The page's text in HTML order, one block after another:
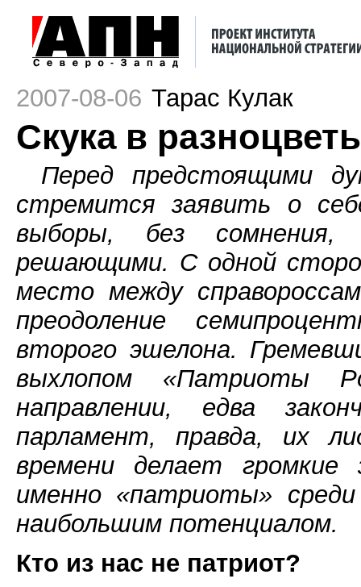
2007-08-06 Тарас Кулак
Скука в
Перед предстоящими
стремится заявить о
выборы, без
решающими. С одной
место между
преодоление
второго эшелона.
выхлопом «Патриоты
направлении, едва
парламент, правда, их
времени делает громкие
именно «патриоты»
наибольшим потенциалом.
Кто из нас не патриот?